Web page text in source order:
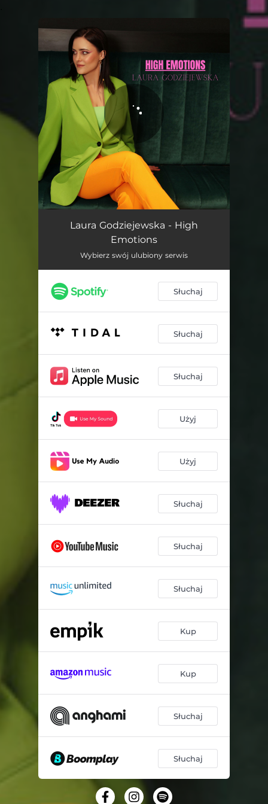
You're all set!
High Emotions 02:57
Laura Godziejewska - High
Emotions
Wybierz swój ulubiony serwis
Słuchaj
Słuchaj
Słuchaj
Użyj
Użyj
Słuchaj
Słuchaj
Słuchaj
Kup
Kup
Słuchaj
Słuchaj